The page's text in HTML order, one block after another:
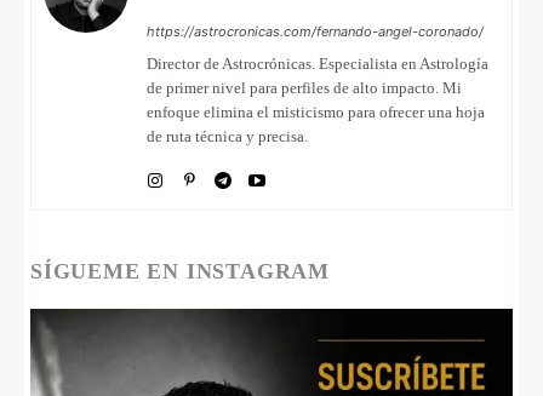
https://astrocronicas.com/fernando-angel-coronado/
Director de Astrocrónicas. Especialista en Astrología
de primer nivel para perfiles de alto impacto. Mi
enfoque elimina el misticismo para ofrecer una hoja
de ruta técnica y precisa.
SÍGUEME EN INSTAGRAM